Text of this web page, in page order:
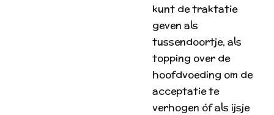
kunt de traktatie
geven als
tussendoortje, als
topping over de
hoofdvoeding om de
acceptatie te
verhogen óf als ijsje